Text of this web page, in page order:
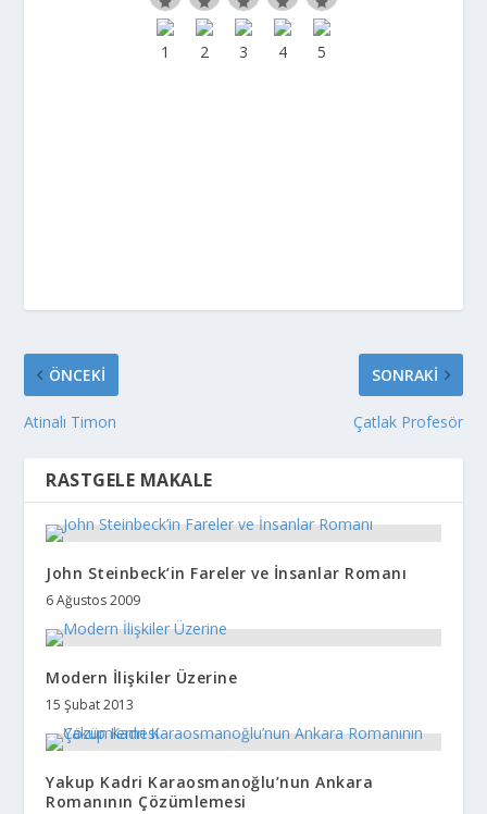
ÖNCEKI
Atinalı Timon
SONRAKI
Çatlak Profesör
RASTGELE MAKALE
John Steinbeck’in Fareler ve İnsanlar Romanı
6 Ağustos 2009
Modern İlişkiler Üzerine
15 Şubat 2013
Yakup Kadri Karaosmanoğlu’nun Ankara
Romanının Çözümlemesi